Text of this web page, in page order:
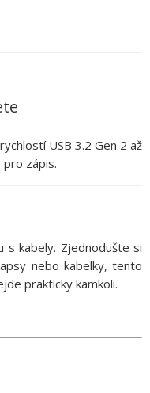
USB 3.2 Gen 2 až
zápis.
s kabely. Zjednodušte si
nebo kabelky, tento
prakticky kamkoli.